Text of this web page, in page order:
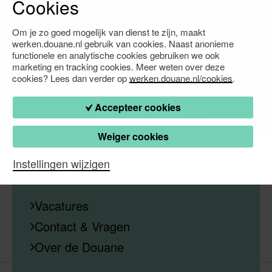
Cookies
Om je zo goed mogelijk van dienst te zijn, maakt
werken.douane.nl gebruik van cookies. Naast anonieme
functionele en analytische cookies gebruiken we ook
marketing en tracking cookies. Meer weten over deze
cookies? Lees dan verder opwerken.douane.nl/cookies.
Accepteer cookies
Weiger cookies
Instellingen wijzigen
Waarmee kunnen we je verder helpen?
Helaas! Deze pagina
is niet gevonden.
Vacatures
Contact & Vragen
Over de Douane